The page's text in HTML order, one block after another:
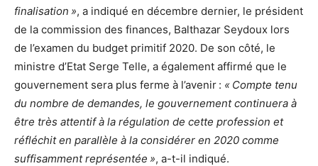
finalisation », a indiqué en décembre dernier, le président
de la commission des finances, Balthazar Seydoux lors
de l’examen du budget primitif 2020. De son côté, le
ministre d’Etat Serge Telle, a également affirmé que le
gouvernement sera plus ferme à l’avenir : « Compte tenu
du nombre de demandes, le gouvernement continuera à
être très attentif à la régulation de cette profession et
réfléchit en parallèle à la considérer en 2020 comme
suffisamment représentée », a-t-il indiqué.